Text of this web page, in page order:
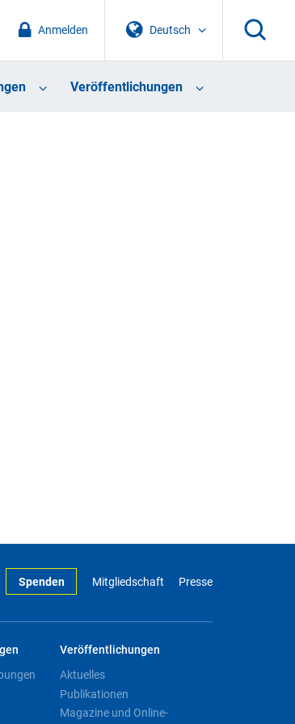
Deutsch
Anmelden
Veröffentlichungen
Spenden Mitgliedschaft Presse
Veröffentlichungen
Aktuelles
Publikationen
Magazine und Online-